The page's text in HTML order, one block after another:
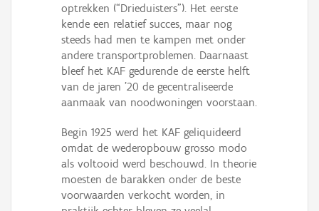
optrekken (“Drieduisters”). Het eerste
kende een relatief succes, maar nog
steeds had men te kampen met onder
andere transportproblemen. Daarnaast
bleef het KAF gedurende de eerste helft
van de jaren '20 de gecentraliseerde
aanmaak van noodwoningen voorstaan.
Begin 1925 werd het KAF geliquideerd
omdat de wederopbouw grosso modo
als voltooid werd beschouwd. In theorie
moesten de barakken onder de beste
voorwaarden verkocht worden, in